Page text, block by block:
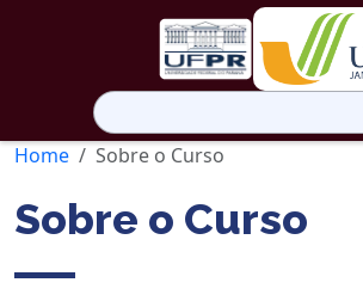
Pesquisar
por:
Home
Sobre o Curso
Sobre o Curso